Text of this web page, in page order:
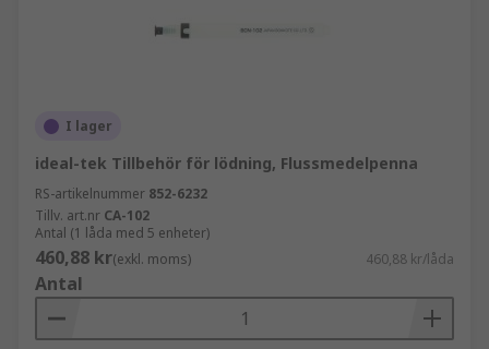
I lager
ideal-tek Tillbehör för lödning, Flussmedelpenna
RS-artikelnummer 852-6232
Tillv. art.nr CA-102
Antal (1 låda med 5 enheter)
460,88 kr(exkl. moms) 460,88 kr/låda
Antal